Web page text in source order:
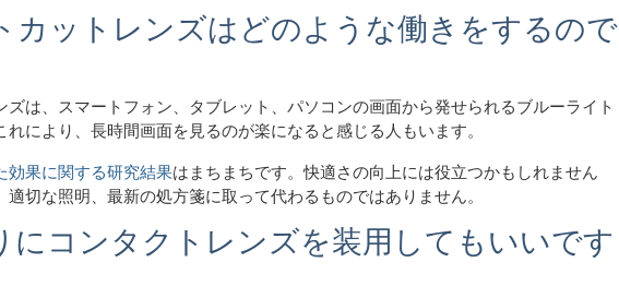
カットレンズはどのような働きをするので
ズは、スマートフォン、タブレット、パソコンの画面から発せられるブルーライト
により、長時間画面を見るのが楽になると感じる人もいます。
効果に関する研究結果はまちまちです。快適さの向上には役立つかもしれません
切な照明、最新の処方箋に取って代わるものではありません。
にコンタクトレンズを装用してもいいです